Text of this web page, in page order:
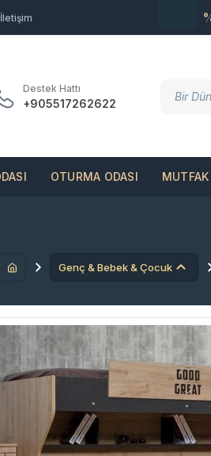
İletişim
Destek Hattı
+905517262622
OTURMA ODASI MUTFAK
Genç & Bebek & Çocuk